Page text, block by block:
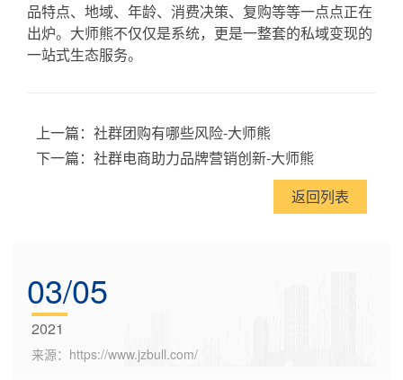
品特点、地域、年龄、消费决策、复购等等一点点正在
出炉。大师熊不仅仅是系统，更是一整套的私域变现的
一站式生态服务。
上一篇： 社群团购有哪些风险-大师熊
下一篇： 社群电商助力品牌营销创新-大师熊
返回列表
03/05
2021
来源：https://www.jzbull.com/